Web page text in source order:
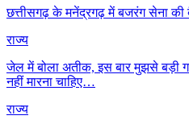
छत्तीसगढ़ के मनेंद्रगढ़ में बजरंग सेना की
राज्य
जेल में बोला अतीक, इस बार मुझसे बड़ी
नहीं मारना चाहिए…
राज्य